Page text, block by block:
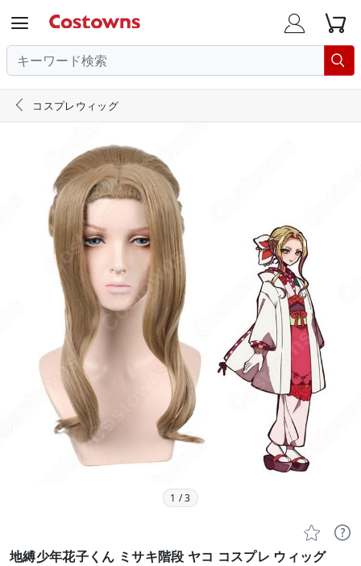
  

 コスプレウィッグ
1 /3
 
地縛少年花子くん ミサキ階段 ヤコ コスプレ ウィッグ